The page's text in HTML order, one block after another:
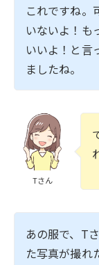
これですね。
いないよ！も
いいよ！と言
ましたね。
Tさん
あの服で、T
た写真が撮れ